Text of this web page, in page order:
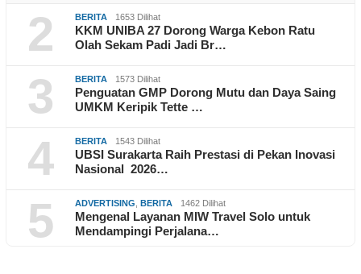
2 BERITA 1653 Dilihat
KKM UNIBA 27 Dorong Warga Kebon Ratu
Olah Sekam Padi Jadi Br…
3 BERITA 1573 Dilihat
Penguatan GMP Dorong Mutu dan Daya Saing
UMKM Keripik Tette …
4 BERITA 1543 Dilihat
UBSI Surakarta Raih Prestasi di Pekan Inovasi
Nasional 2026…
5 ADVERTISING BERITA 1462 Dilihat
Mengenal Layanan MIW Travel Solo untuk
Mendampingi Perjalana…